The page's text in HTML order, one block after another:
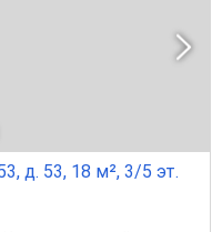
д. 53, 18 м², 3/5 эт.